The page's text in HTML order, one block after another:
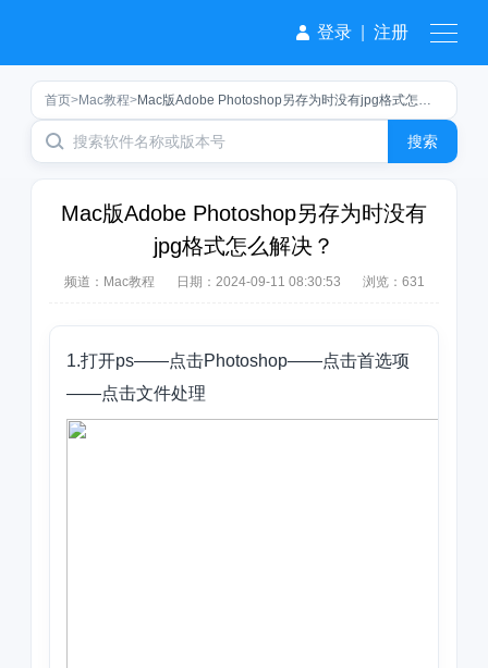
登录 注册
搜索
首页>Mac教程> Mac版Adobe Photoshop另存为时没有jpg格式怎么解决？
Mac版Adobe Photoshop另存为时没有
jpg格式怎么解决？
频道： Mac教程 日期： 2024-09-11 08:30:53 浏览：631
1.打开ps——点击Photoshop——点击首选项
——点击文件处理